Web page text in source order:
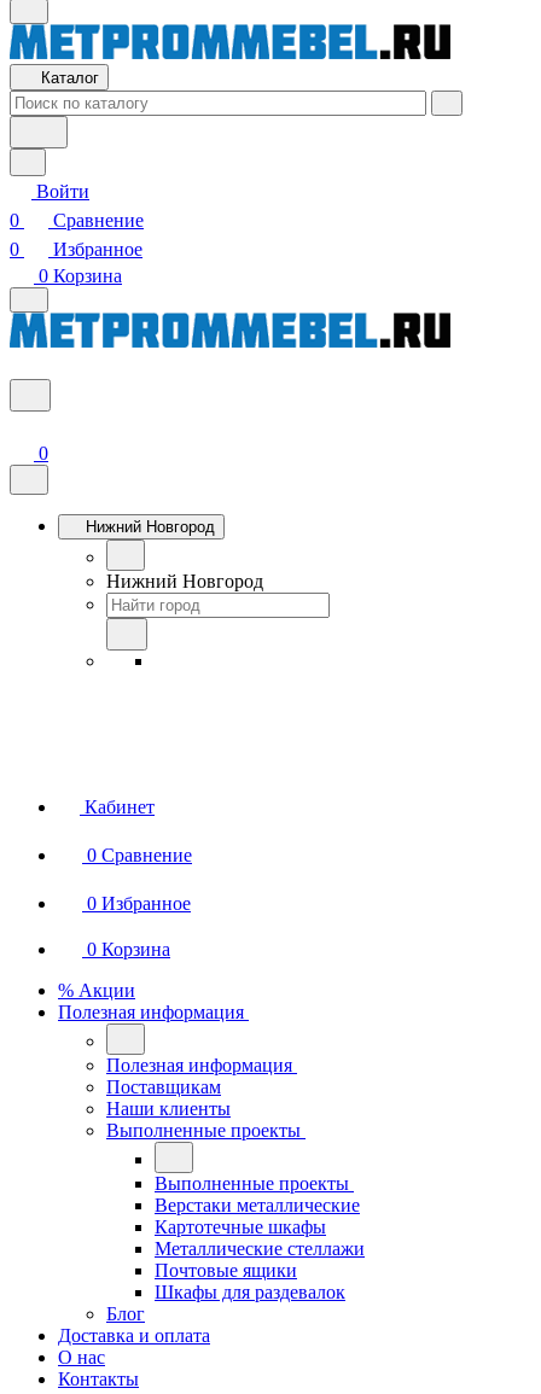
Каталог
Войти
0
Сравнение
0
Избранное
0 Корзина
0
Нижний Новгород
Нижний Новгород
Кабинет
0 Сравнение
0 Избранное
0 Корзина
% Акции
Полезная информация
Полезная информация
Поставщикам
Наши клиенты
Выполненные проекты
Выполненные проекты
Верстаки металлические
Картотечные шкафы
Металлические стеллажи
Почтовые ящики
Шкафы для раздевалок
Блог
Доставка и оплата
О нас
Контакты